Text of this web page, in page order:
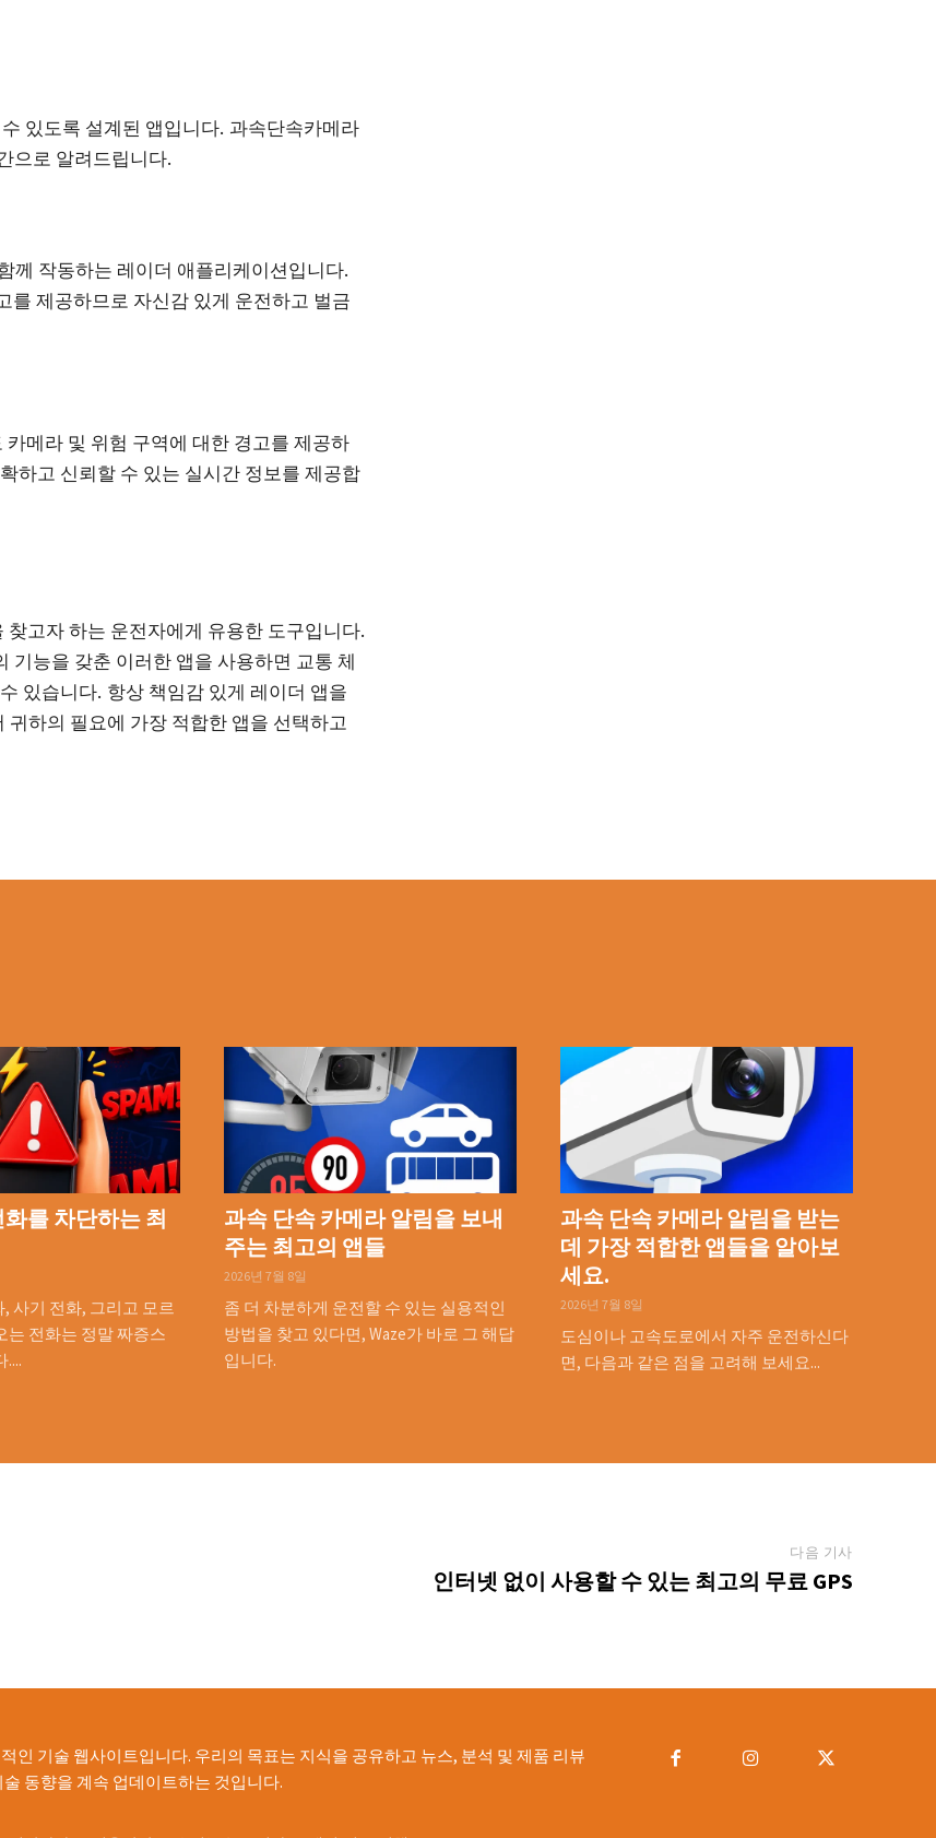
있도록 설계된 앱입니다. 과속단속카메라
으로 알려드립니다.
께 작동하는 레이더 애플리케이션입니다.
를 제공하므로 자신감 있게 운전하고 벌금
메라 및 위험 구역에 대한 경고를 제공하
하고 신뢰할 수 있는 실시간 정보를 제공합
고자 하는 운전자에게 유용한 도구입니다.
기능을 갖춘 이러한 앱을 사용하면 교통 체
있습니다. 항상 책임감 있게 레이더 앱을
하의 필요에 가장 적합한 앱을 선택하고
를 차단하는 최
사기 전화, 그리고 모르
는 전화는 정말 짜증스
....
과속 단속 카메라 알림을 보내
주는 최고의 앱들
2026년 7월 8일
좀 더 차분하게 운전할 수 있는 실용적인
방법을 찾고 있다면, Waze가 바로 그 해답
입니다.
과속 단속 카메라 알림을 받는
데 가장 적합한 앱들을 알아보
세요.
2026년 7월 8일
도심이나 고속도로에서 자주 운전하신다
면, 다음과 같은 점을 고려해 보세요...
다음 기사
인터넷 없이 사용할 수 있는 최고의 무료 GPS
인 기술 웹사이트입니다. 우리의 목표는 지식을 공유하고 뉴스, 분석 및 제품 리뷰
동향을 계속 업데이트하는 것입니다.